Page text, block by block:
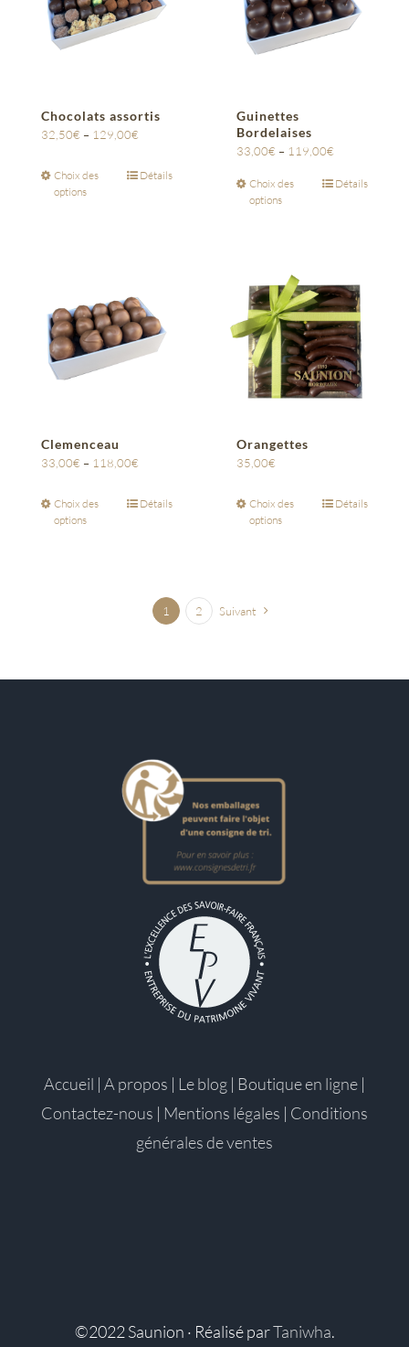
Chocolats assortis
32,50€ – 129,00€
Choix des
options
Détails
Guinettes
Bordelaises
33,00€ – 119,00€
Choix des
options
Détails
Clemenceau
33,00€ – 118,00€
Choix des
options
Détails
Orangettes
35,00€
Choix des
options
Détails
1 2 Suivant
Accueil | A propos | Le blog | Boutique en ligne |
Contactez-nous | Mentions légales | Conditions
générales de ventes
©2022 Saunion · Réalisé parTaniwha.